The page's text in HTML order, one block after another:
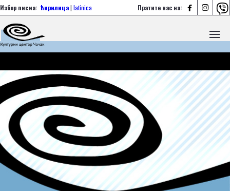
Пратите нас на:   
Избор писма: ћирилица| latinica